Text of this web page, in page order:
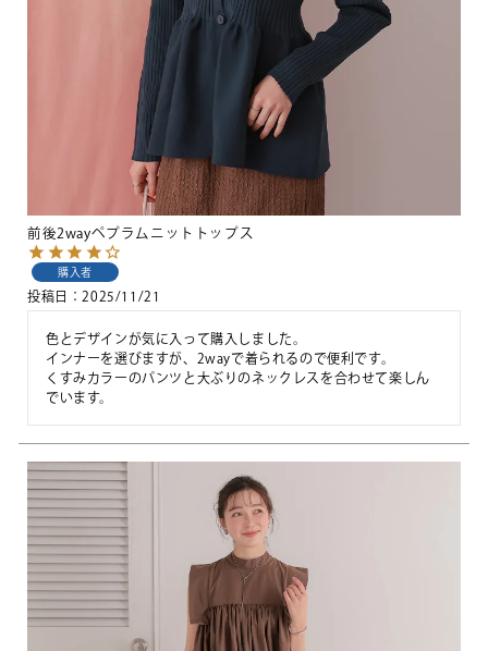
前後2wayペプラムニットトップス
購入者
投稿日 2025/11/21
色とデザインが気に入って購入しました。
インナーを選びますが、2wayで着られるので便利です。
くすみカラーのパンツと大ぶりのネックレスを合わせて楽しん
でいます。